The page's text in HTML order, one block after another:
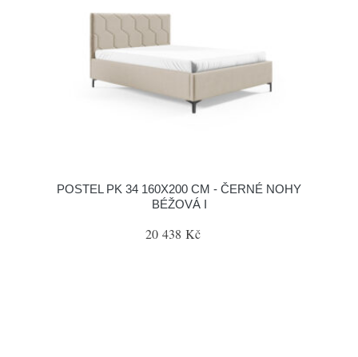
POSTEL PK 34 160X200 CM - ČERNÉ NOHY
BÉŽOVÁ I
20 438 Kč